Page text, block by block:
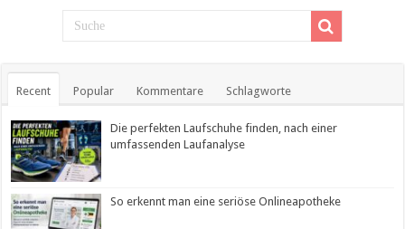
Recent Popular Kommentare Schlagworte
Die perfekten Laufschuhe finden, nach einer
umfassenden Laufanalyse
So erkennt man eine seriöse Onlineapotheke